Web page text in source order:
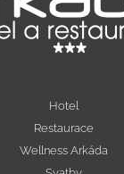
Hotel
Restaurace
Wellness Arkáda